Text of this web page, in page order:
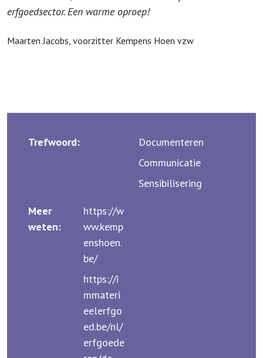
erfgoedsector. Een warme oproep!
Maarten Jacobs, voorzitter Kempens Hoen vzw
Trefwoord:
Documenteren
Communicatie
Sensibilisering
Meer
weten:
https://w
ww.kemp
enshoen.
be/
https://i
mmateri
eelerfgo
ed.be/nl/
erfgoede